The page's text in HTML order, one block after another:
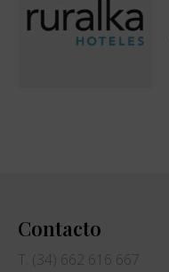
Contacto
T. (34) 662 616 667